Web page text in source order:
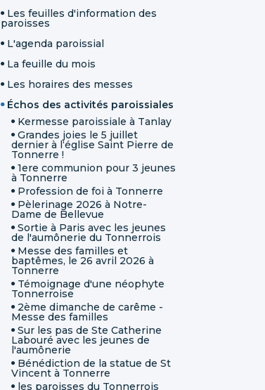
Les feuilles d'information des
paroisses
L'agenda paroissial
La feuille du mois
Les horaires des messes
Échos des activités paroissiales
Kermesse paroissiale à Tanlay
Grandes joies le 5 juillet
dernier à l‘église Saint Pierre de
Tonnerre !
1ere communion pour 3 jeunes
à Tonnerre
Profession de foi à Tonnerre
Pèlerinage 2026 à Notre-
Dame de Bellevue
Sortie à Paris avec les jeunes
de l'aumônerie du Tonnerrois
Messe des familles et
baptêmes, le 26 avril 2026 à
Tonnerre
Témoignage d'une néophyte
Tonnerroise
2ème dimanche de carême -
Messe des familles
Sur les pas de Ste Catherine
Labouré avec les jeunes de
l'aumônerie
Bénédiction de la statue de St
Vincent à Tonnerre
les paroisses du Tonnerrois